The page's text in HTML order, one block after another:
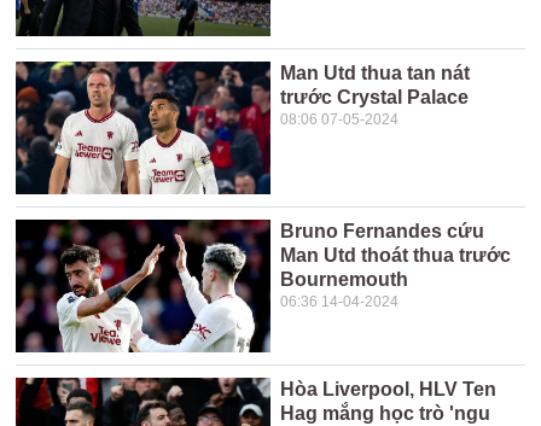
Man Utd thua tan nát
trước Crystal Palace
08:06 07-05-2024
Bruno Fernandes cứu
Man Utd thoát thua trước
Bournemouth
06:36 14-04-2024
Hòa Liverpool, HLV Ten
Hag mắng học trò 'ngu